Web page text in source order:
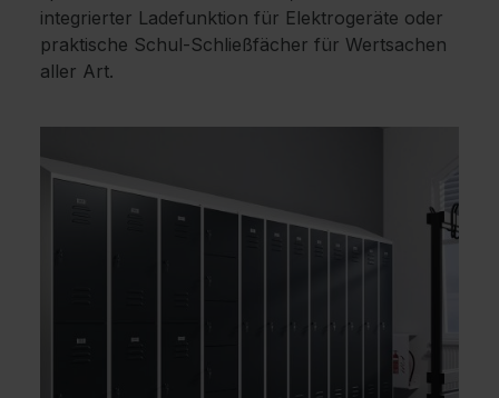
integrierter Ladefunktion für Elektrogeräte oder
praktische Schul-Schließfächer für Wertsachen
aller Art.